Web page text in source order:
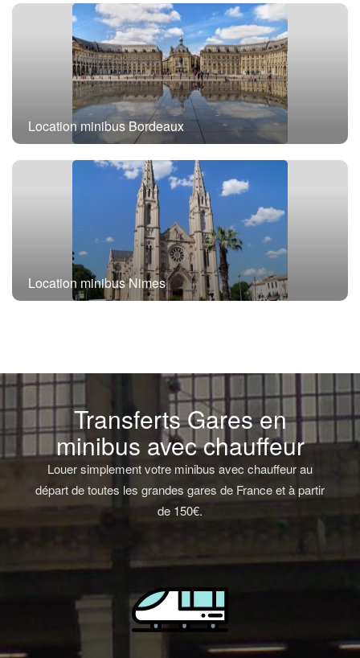
Location minibus Bordeaux
Location minibus Nimes
Transferts Gares en
minibus avec chauffeur
Louer simplement votre minibus avec chauffeur au
départ de toutes les grandes gares de France et à partir
de 150€.